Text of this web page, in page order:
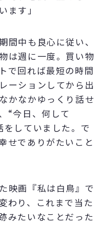
ます」
中も良心に従い、
は週に一度。買い物
で回れば最短の時間
ーションしてから出
かなかゆっくり話せ
“今日、何して
していました。で
せでありがたいこと
映画『私は白鳥』で
わり、これまで当た
みたいなことだった